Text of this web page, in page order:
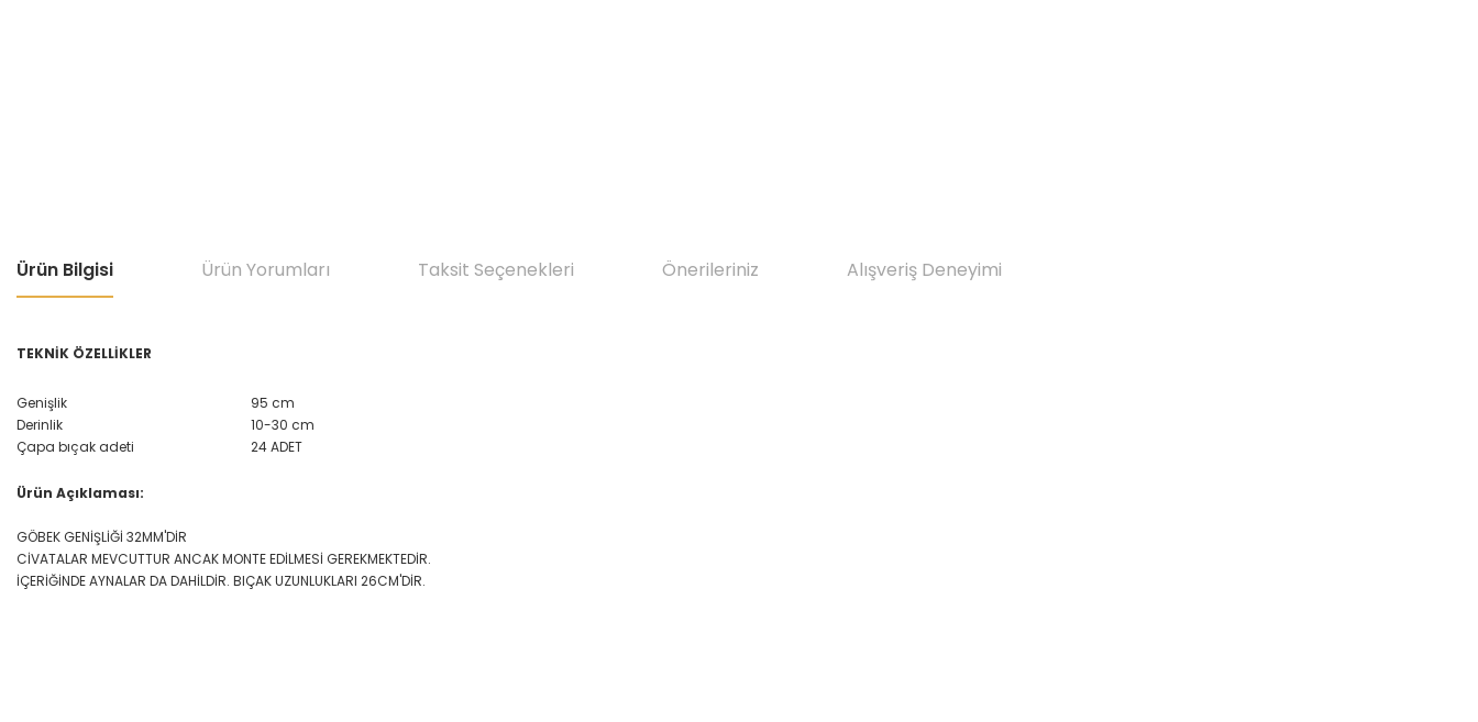
Ürün Bilgisi Ürün Yorumları Taksit Seçenekleri Önerileriniz Alışveriş Deneyimi
TEKNİK ÖZELLİKLER
Genişlik
95 cm
Derinlik
10-30 cm
Çapa bıçak adeti
24 ADET
Ürün Açıklaması:
GÖBEK GENİŞLİĞİ 32MM'DİR
CİVATALAR MEVCUTTUR ANCAK MONTE EDİLMESİ GEREKMEKTEDİR.
İÇERİĞİNDE AYNALAR DA DAHİLDİR. BIÇAK UZUNLUKLARI 26CM'DİR.